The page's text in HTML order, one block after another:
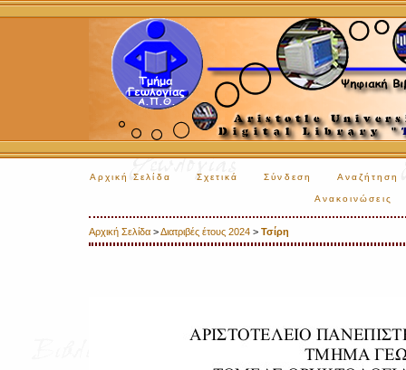
Αρχική Σελίδα Σχετικά Σύνδεση Αναζήτηση
Ανακοινώσεις
Αρχική Σελίδα >Διατριβές έτους 2024 > Τσίρη